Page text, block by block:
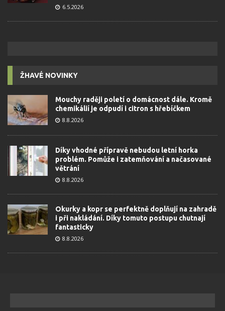
6.5.2026
ŽHAVÉ NOVINKY
Mouchy raději poletí o domácnost dále. Kromě
chemikálií je odpudí i citron s hřebíčkem
8.8.2026
Díky vhodné přípravě nebudou letní horka
problém. Pomůže i zatemňování a načasované
větrání
8.8.2026
Okurky a kopr se perfektně doplňují na zahradě
i při nakládání. Díky tomuto postupu chutnají
fantasticky
8.8.2026